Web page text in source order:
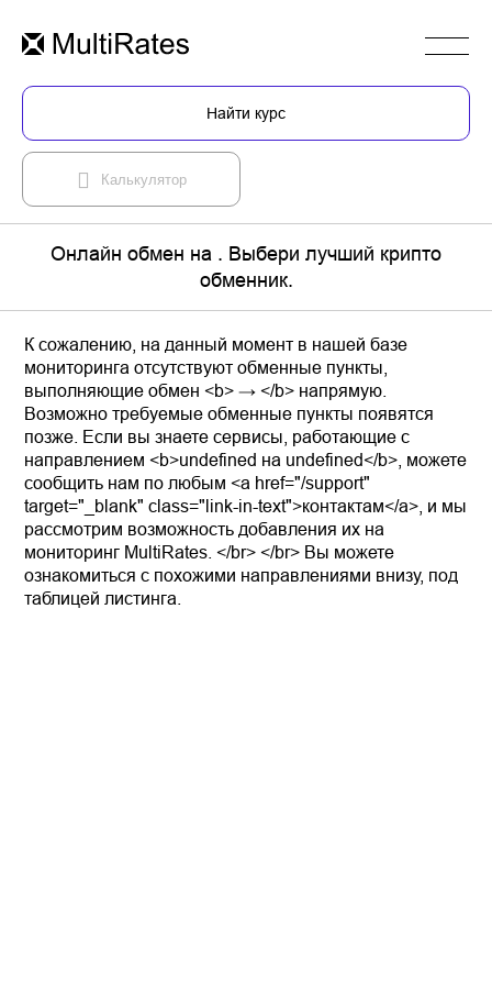
Найти курс
Калькулятор
Онлайн обмен на . Выбери лучший крипто
обменник.
К сожалению, на данный момент в нашей базе
мониторинга отсутствуют обменные пункты,
выполняющие обмен <b> → </b> напрямую.
Возможно требуемые обменные пункты появятся
позже. Если вы знаете сервисы, работающие с
направлением <b>undefined на undefined</b>, можете
сообщить нам по любым <a href="/support"
target="_blank" class="link-in-text">контактам</a>, и мы
рассмотрим возможность добавления их на
мониторинг MultiRates. </br> </br> Вы можете
ознакомиться с похожими направлениями внизу, под
таблицей листинга.